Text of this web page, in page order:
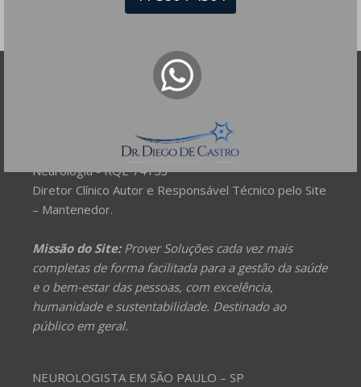
DR DIEGO DE CASTRO
Dr. Diego de Castro dos Santos
Neurofisiologia clínica - RQE 74154
Neurologia - RQE 74153
Diretor Clínico Autor e Responsável Técnico pelo Site
– Mantenedor.
Missão do Site:Prover Soluções cada vez mais
completas de forma facilitada para a gestão da saúde
e o bem-estar das pessoas, com excelência,
humanidade e sustentabilidade. Destinado ao
público em geral.
NEUROLOGISTA EM SÃO PAULO – SP